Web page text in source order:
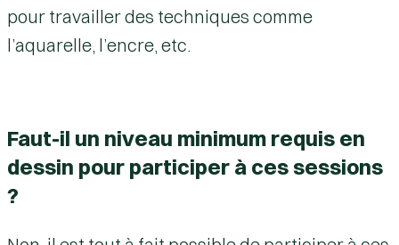
pour travailler des techniques comme
l’aquarelle, l’encre, etc.
Faut-il un niveau minimum requis en
dessin pour participer à ces sessions
?